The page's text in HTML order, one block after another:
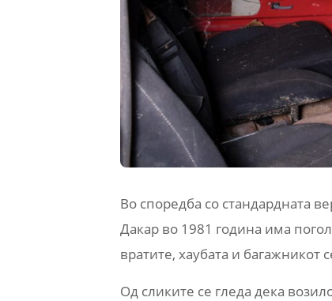
Во споредба со стандардната
Дакар во 1981 година има
вратите, хаубата и багажникот
Од сликите се гледа дека